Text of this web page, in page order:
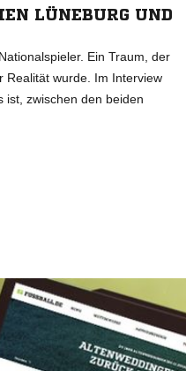
LÜNEBURG UND
Ein Traum, der
Realität wurde. Im Interview
ist, zwischen den beiden